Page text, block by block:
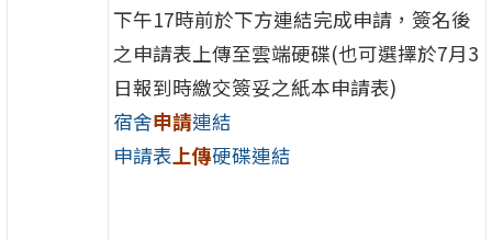
下午17時前於下方連結完成申請，簽名後
之申請表上傳至雲端硬碟(也可選擇於7月3
日報到時繳交簽妥之紙本申請表)
宿舍申請連結
申請表上傳硬碟連結